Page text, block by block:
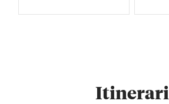
Itinerari